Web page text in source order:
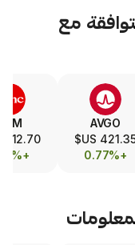
TSM
412.70 US$
+0.17%
321.50 US$
+0.19%